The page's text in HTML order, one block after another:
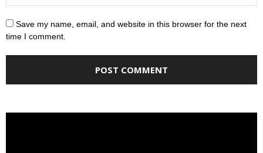
Save my name, email, and website in this browser for the next
time I comment.